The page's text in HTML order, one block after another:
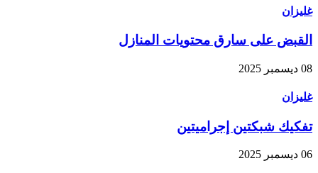
غليزان
القبض على سارق محتويات المنازل
08 ديسمبر 2025
غليزان
تفكيك شبكتين إجراميتين
06 ديسمبر 2025